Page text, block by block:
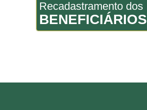
Recadastramento dos
BENEFICIÁRIOS